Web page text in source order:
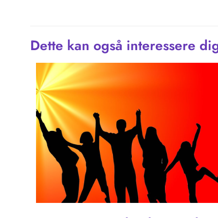
Dette kan også interessere